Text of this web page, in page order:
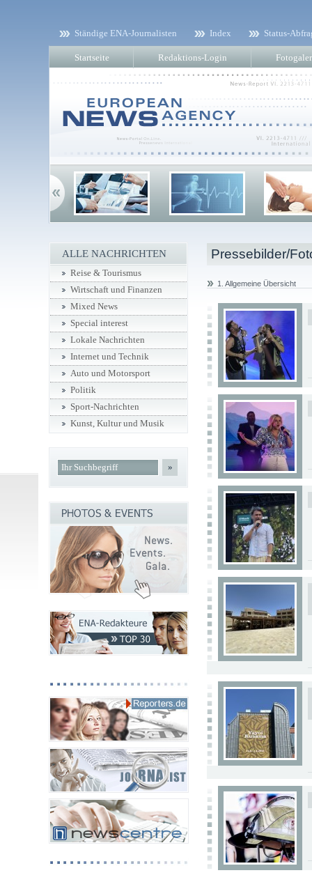
Ständige ENA-Journalisten Index Status-
Startseite Redaktions-Login
Pressebilder/
1. Allgemeine Übersicht
ALLE NACHRICHTEN
Reise & Tourismus
Wirtschaft und Finanzen
Mixed News
Special interest
Lokale Nachrichten
Internet und Technik
Auto und Motorsport
Politik
Sport-Nachrichten
Kunst, Kultur und Musik
»